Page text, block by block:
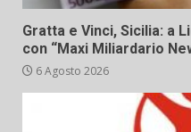
Gratta e Vinci, Sicilia: a
con “Maxi Miliardario
6 Agosto 2026